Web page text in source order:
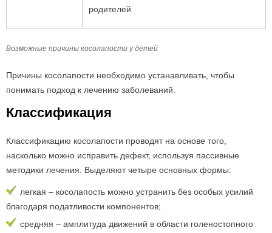
родителей
Возможные причины косолапости у детей
Причины косолапости необходимо устанавливать, чтобы
понимать подход к лечению заболеваний.
Классификация
Классификацию косолапости проводят на основе того,
насколько можно исправить дефект, используя пассивные
методики лечения. Выделяют четыре основных формы:
легкая – косолапость можно устранить без особых усилий
благодаря податливости компонентов;
средняя – амплитуда движений в области голеностопного